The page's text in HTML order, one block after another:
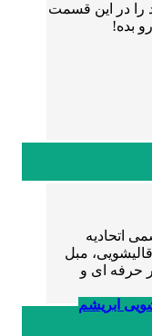
را در این قسمت
بده!
اتحادیه
مبل
حرفه ای و
ابریشم